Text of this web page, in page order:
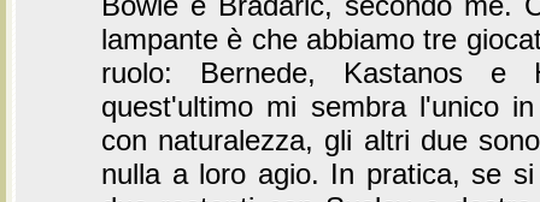
lampante è che abbiamo tre
ruolo: Bernede, Kastanos e
quest'ultimo mi sembra l'unico
con naturalezza, gli altri due
nulla a loro agio. In pratica, se